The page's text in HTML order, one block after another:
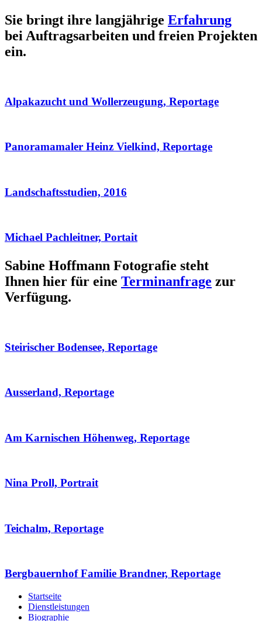
Sie bringt ihre langjährige Erfahrung
bei Auftragsarbeiten und freien Projekten
ein.
Alpakazucht und Wollerzeugung, Reportage
Panoramamaler Heinz Vielkind, Reportage
Landschaftsstudien, 2016
Michael Pachleitner, Portait
Sabine Hoffmann Fotografie steht
Ihnen hier für eine Terminanfrage zur
Verfügung.
Steirischer Bodensee, Reportage
Ausserland, Reportage
Am Karnischen Höhenweg, Reportage
Nina Proll, Portrait
Teichalm, Reportage
Bergbauernhof Familie Brandner, Reportage
Startseite
Dienstleistungen
Biographie